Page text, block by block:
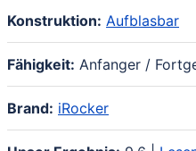
Konstruktion: Aufblasbar
Fähigkeit: Anfanger /
Brand: iRocker